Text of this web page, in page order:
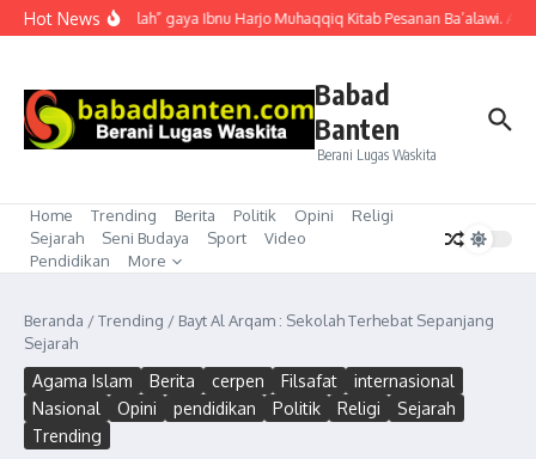
Lewati ke konten
Hot News“Mubahalah” gaya Ibnu Harjo Muhaqqiq Kitab Pesanan Ba’alawi.
Babad
Banten
Berani Lugas Waskita
Home Trending Berita Politik Opini
Religi
Sejarah
Seni Budaya Sport
Video
Pendidikan
More
Beranda /Trending / Bayt Al Arqam : Sekolah Terhebat Sepanjang
Sejarah
Agama Islam Berita cerpen Filsafat
internasional
Nasional
Opini pendidikan Politik Religi
Sejarah
Trending